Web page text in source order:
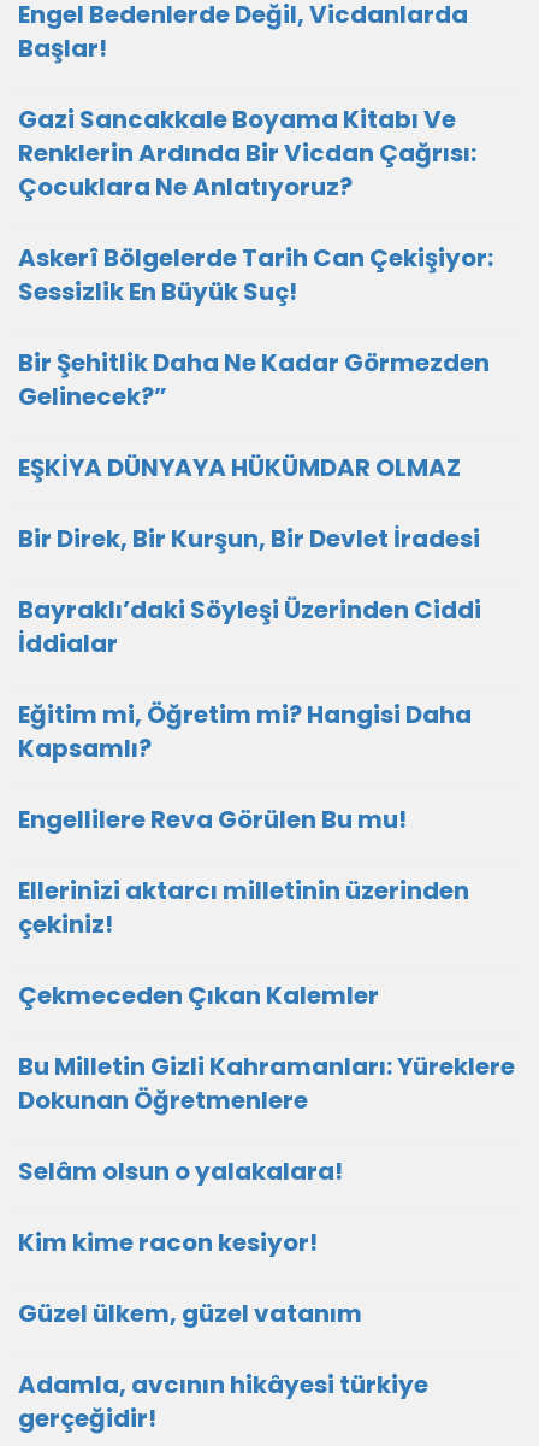
Engel Bedenlerde Değil, Vicdanlarda
Başlar!
Gazi Sancakkale Boyama Kitabı Ve
Renklerin Ardında Bir Vicdan Çağrısı:
Çocuklara Ne Anlatıyoruz?
Askerî Bölgelerde Tarih Can Çekişiyor:
Sessizlik En Büyük Suç!
Bir Şehitlik Daha Ne Kadar Görmezden
Gelinecek?”
EŞKİYA DÜNYAYA HÜKÜMDAR OLMAZ
Bir Direk, Bir Kurşun, Bir Devlet İradesi
Bayraklı’daki Söyleşi Üzerinden Ciddi
İddialar
Eğitim mi, Öğretim mi? Hangisi Daha
Kapsamlı?
Engellilere Reva Görülen Bu mu!
Ellerinizi aktarcı milletinin üzerinden
çekiniz!
Çekmeceden Çıkan Kalemler
Bu Milletin Gizli Kahramanları: Yüreklere
Dokunan Öğretmenlere
Selâm olsun o yalakalara!
Kim kime racon kesiyor!
Güzel ülkem, güzel vatanım
Adamla, avcının hikâyesi türkiye
gerçeğidir!